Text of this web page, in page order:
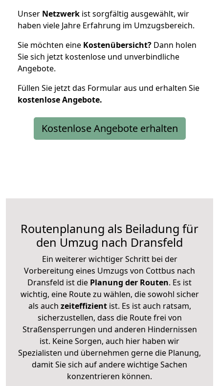
Unser Netzwerk ist sorgfältig ausgewählt, wir
haben viele Jahre Erfahrung im Umzugsbereich.
Sie möchten eine Kostenübersicht? Dann holen
Sie sich jetzt kostenlose und unverbindliche
Angebote.
Füllen Sie jetzt das Formular aus und erhalten Sie
kostenloseAngebote.
Kostenlose Angebote erhalten
Routenplanung als Beiladung für
den Umzug nach Dransfeld
Ein weiterer wichtiger Schritt bei der
Vorbereitung eines Umzugs von Cottbus nach
Dransfeld ist die Planung der Routen. Es ist
wichtig, eine Route zu wählen, die sowohl sicher
als auch zeiteffizientist. Es ist auch ratsam,
sicherzustellen, dass die Route frei von
Straßensperrungen und anderen Hindernissen
ist. Keine Sorgen, auch hier haben wir
Spezialisten und übernehmen gerne die Planung,
damit Sie sich auf andere wichtige Sachen
konzentrieren können.